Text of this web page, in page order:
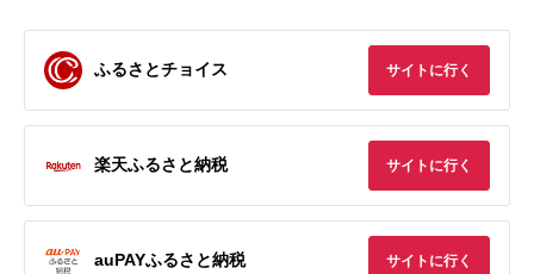
ふるさとチョイス サイトに行く
楽天ふるさと納税 サイトに行く
auPAYふるさと納税 サイトに行く